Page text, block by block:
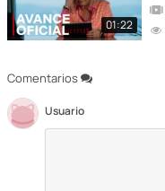
Comentarios
Usuario
01:22